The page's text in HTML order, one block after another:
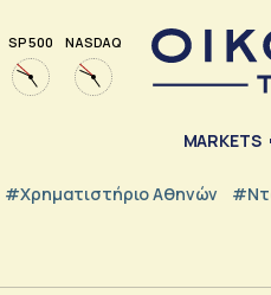
SP 500 NASDAQ
MARKETS
#Χρηματιστήριο Αθηνών